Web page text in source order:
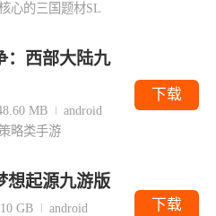
心的三国题材SL
：西部大陆九
MB
android
略类手游
下载
想起源九游版
GB
android
下载